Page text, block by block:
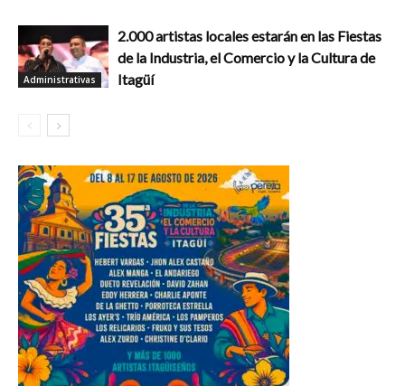
Administrativas
2.000 artistas locales estarán en las Fiestas
de la Industria, el Comercio y la Cultura de
Itagüí